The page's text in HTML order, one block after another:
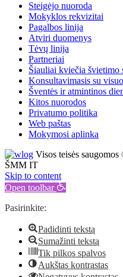
Steigėjo nuoroda
Mokyklos rekvizitai
Pagalbos linija
Atviri duomenys
Tėvų linija
Partneriai
Šiauliai kviečia švietimo
Konsultavimasis su
Šventės ir atmintinos
Kitos nuorodos
Privatumo politika
Web paštas
Mokymosi aplinka
Visos teisės
ŠMM IT
Skip to content
Open toolbar
Pasirinkite:
Padidinti tekstą
Sumažinti tekstą
Tik pilkos spalvos
Aukštas kontrastas